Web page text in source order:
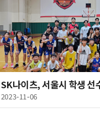
SK나이츠, 서울시 학생 선
2023-11-06